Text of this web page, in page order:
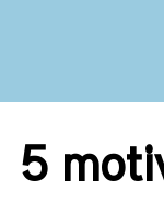
5